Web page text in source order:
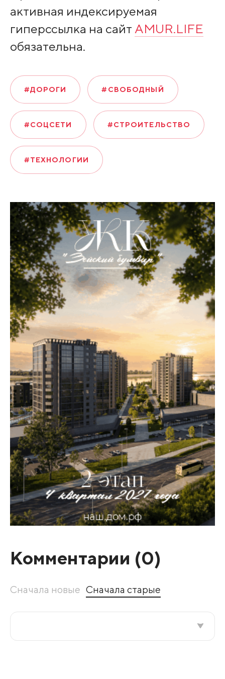
активная индексируемая
гиперссылка на сайт AMUR.LIFE
обязательна.
#ДОРОГИ #СВОБОДНЫЙ
#СОЦСЕТИ #СТРОИТЕЛЬСТВО
#ТЕХНОЛОГИИ
Комментарии (0)
Сначала новые Сначала старые